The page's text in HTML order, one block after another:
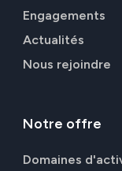
Engagements
Actualités
Nous rejoindre
Notre offre
Domaines